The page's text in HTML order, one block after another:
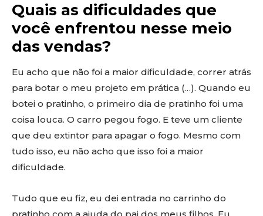
Quais as dificuldades que
você enfrentou nesse meio
das vendas?
Eu acho que não foi a maior dificuldade, correr atrás
para botar o meu projeto em prática (…). Quando eu
botei o pratinho, o primeiro dia de pratinho foi uma
coisa louca. O carro pegou fogo. E teve um cliente
que deu extintor para apagar o fogo. Mesmo com
tudo isso, eu não acho que isso foi a maior
dificuldade.
Tudo que eu fiz, eu dei entrada no carrinho do